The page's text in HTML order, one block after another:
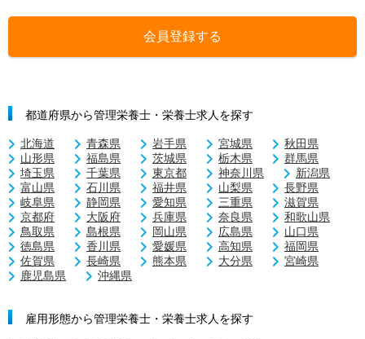
会員登録する
都道府県から管理栄養士・栄養士求人を探す
北海道 青森県 岩手県 宮城県
秋田県
山形県
福島県 茨城県 栃木県
群馬県
埼玉県
千葉県 東京都 神奈川県
新潟県
富山県
石川県 福井県 山梨県
長野県
岐阜県
静岡県 愛知県 三重県
滋賀県
京都府
大阪府 兵庫県 奈良県
和歌山県
鳥取県
島根県 岡山県 広島県
山口県
徳島県
香川県 愛媛県 高知県
福岡県
佐賀県
長崎県 熊本県 大分県
宮崎県
鹿児島県
沖縄県
雇用形態から管理栄養士・栄養士求人を探す